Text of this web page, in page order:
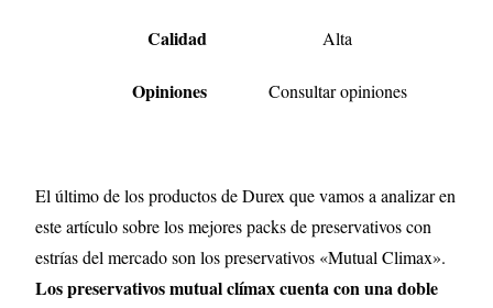
Calidad Alta
Opiniones Consultar opiniones
El último de los productos de Durex que vamos a analizar en
este artículo sobre los mejores packs de preservativos con
estrías del mercado son los preservativos «Mutual Climax».
Los preservativos mutual clímax cuenta con una doble